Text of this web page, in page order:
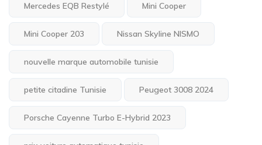
Mercedes EQB Restylé Mini Cooper
Mini Cooper 203 Nissan Skyline NISMO
nouvelle marque automobile tunisie
petite citadine Tunisie Peugeot 3008 2024
Porsche Cayenne Turbo E-Hybrid 2023